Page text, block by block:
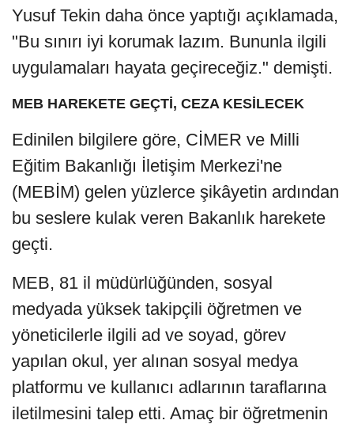
Yusuf Tekin daha önce yaptığı açıklamada,
"Bu sınırı iyi korumak lazım. Bununla ilgili
uygulamaları hayata geçireceğiz." demişti.
MEB HAREKETE GEÇTİ, CEZA KESİLECEK
Edinilen bilgilere göre, CİMER ve Milli
Eğitim Bakanlığı İletişim Merkezi'ne
(MEBİM) gelen yüzlerce şikâyetin ardından
bu seslere kulak veren Bakanlık harekete
geçti.
MEB, 81 il müdürlüğünden, sosyal
medyada yüksek takipçili öğretmen ve
yöneticilerle ilgili ad ve soyad, görev
yapılan okul, yer alınan sosyal medya
platformu ve kullanıcı adlarının taraflarına
iletilmesini talep etti. Amaç bir öğretmenin